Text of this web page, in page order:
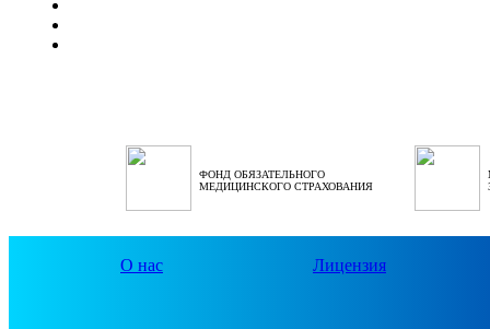
ФОНД ОБЯЗАТЕЛЬНОГО
МЕДИЦИНСКОГО СТРАХОВАНИЯ
О нас Лицензия